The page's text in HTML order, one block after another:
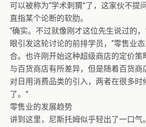
可以被称为“学术刺猬”了，这家伙不提
直指某个论断的软肋。
“确实。不过就像刚才这位先生说过的
眼引发这轮讨论的前排学员，“零售业
合。也许刚开始这种超级商店的定价策
与百货商店有所差异，但是随着百货商
对日用消费品类的引入，两者在很多时
了。”
零售业的发展趋势
讲到这里，尼斯托姆似乎轻出了一口气